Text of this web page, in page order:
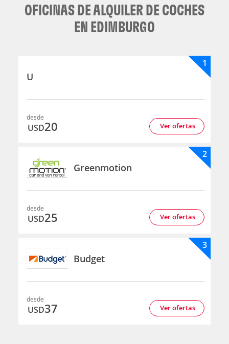
OFICINAS DE ALQUILER DE COCHES
EN EDIMBURGO
U
1
desde
USD20 Ver ofertas
Greenmotion
2
desde
USD25 Ver ofertas
Budget
3
desde
USD37 Ver ofertas